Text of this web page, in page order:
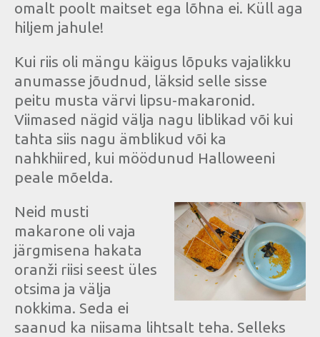
omalt poolt maitset ega lõhna ei. Küll aga
hiljem jahule!
Kui riis oli mängu käigus lõpuks vajalikku
anumasse jõudnud, läksid selle sisse
peitu musta värvi lipsu-makaronid.
Viimased nägid välja nagu liblikad või kui
tahta siis nagu ämblikud või ka
nahkhiired, kui möödunud Halloweeni
peale mõelda.
Neid musti
makarone oli vaja
järgmisena hakata
oranži riisi seest üles
otsima ja välja
nokkima. Seda ei
saanud ka niisama lihtsalt teha. Selleks